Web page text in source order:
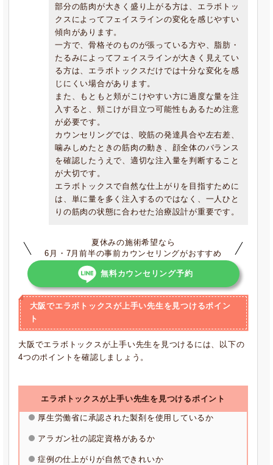
部分の筋肉が大きく盛り上がる方は、エラボトッ
クスによってフェイスラインの変化を感じやすい
傾向があります。
一方で、骨格そのものが張っている方や、脂肪・
たるみによってフェイスラインが大きく見えてい
る方は、エラボトックスだけでは十分な変化を感
じにくい場合があります。
また、もともと頬がこけやすい方に過度な量を注
入すると、頬こけが目立つ可能性もあるため注意
が必要です。
カウンセリングでは、咬筋の発達具合や左右差、
噛みしめたときの筋肉の動き、顔全体のバランス
を確認したうえで、適切な注入量を判断すること
が大切です。
エラボトックスで自然な仕上がりを目指すために
は、単に量を多く注入するのではなく、一人ひと
りの筋肉の状態に合わせた治療設計が重要です。
夏休みの施術希望なら
6月・7月前半の事前カウンセリングがおすすめ
無料カウンセリング予約
大阪でエラボトックスが上手い先生を見つけるポイン
ト
大阪でエラボトックスが上手い先生を見つけるには、以下の
4つのポイントを確認しましょう。
エラボトックスが上手い先生を見つけるポイント
厚生労働省に承認された製剤を使用しているか
アラガン社の認定資格があるか
症例の仕上がりが自然できれいか